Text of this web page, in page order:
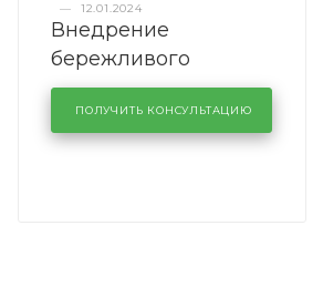
—
12.01.2024
Внедрение
бережливого
производства в
кузовном сервисе
KUTUZOVV
ПОЛУЧИТЬ КОНСУЛЬТАЦИЮ